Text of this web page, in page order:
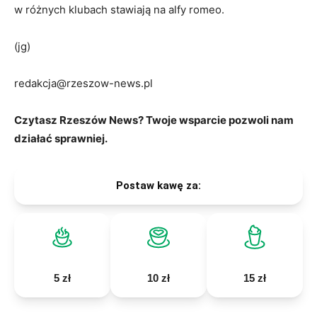
w różnych klubach stawiają na alfy romeo.
(jg)
redakcja@rzeszow-news.pl
Czytasz Rzeszów News? Twoje wsparcie pozwoli nam
działać sprawniej.
Postaw kawę za:
5 zł 10 zł 15 zł